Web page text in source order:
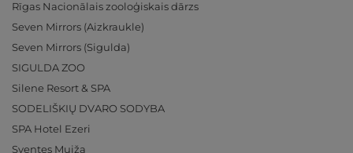
Rīgas Nacionālais zooloģiskais dārzs
Seven Mirrors (Aizkraukle)
Seven Mirrors (Sigulda)
SIGULDA ZOO
Silene Resort & SPA
SODELIŠKIŲ DVARO SODYBA
SPA Hotel Ezeri
Sventes Muiža